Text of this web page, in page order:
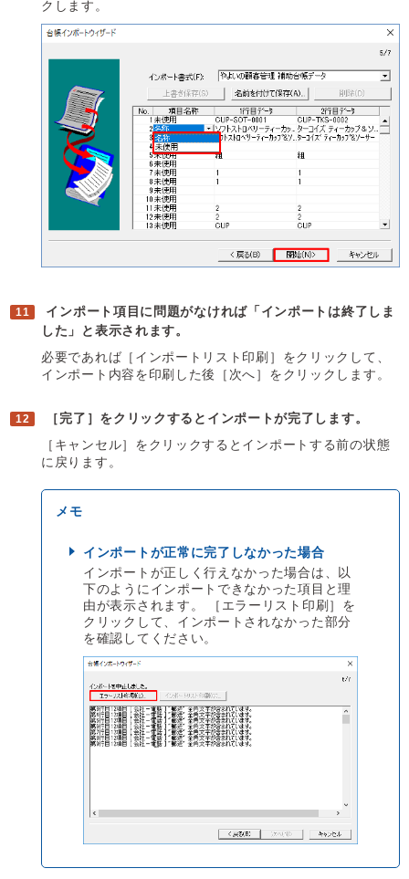
クします。
インポート項目に問題がなければ「インポートは終了しま
した」と表示されます。
必要であれば［インポートリスト印刷］をクリックして、
インポート内容を印刷した後［次へ］をクリックします。
［完了］をクリックするとインポートが完了します。
［キャンセル］をクリックするとインポートする前の状態
に戻ります。
インポートが正常に完了しなかった場合
インポートが正しく行えなかった場合は、以
下のようにインポートできなかった項目と理
由が表示されます。 ［エラーリスト印刷］を
クリックして、インポートされなかった部分
を確認してください。